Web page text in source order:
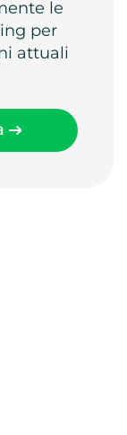
le
per
attuali